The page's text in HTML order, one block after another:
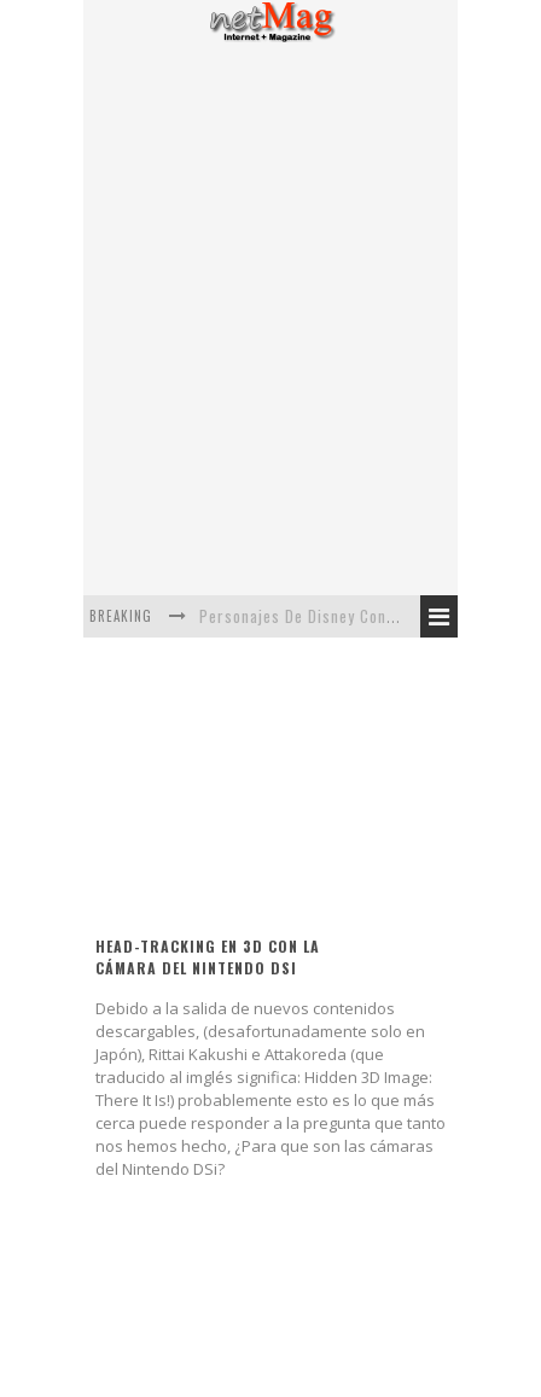
BREAKING Personajes De Disney Con Vestuarios Contemporáneos
HEAD-TRACKING EN 3D CON LA
CÁMARA DEL NINTENDO DSI
Debido a la salida de nuevos contenidos
descargables, (desafortunadamente solo en
Japón), Rittai Kakushi e Attakoreda (que
traducido al imglés significa: Hidden 3D Image:
There It Is!) probablemente esto es lo que más
cerca puede responder a la pregunta que tanto
nos hemos hecho, ¿Para que son las cámaras
del Nintendo DSi?